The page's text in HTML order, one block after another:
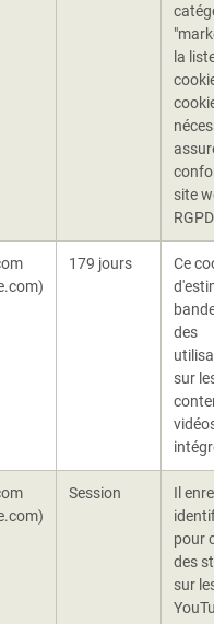
la
site
179 jours
Ce
des
sur
Session
Il
pour
des
sur